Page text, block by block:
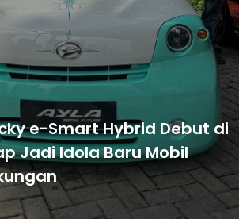
e-Smart Hybrid Debut di
Jadi Idola Baru Mobil